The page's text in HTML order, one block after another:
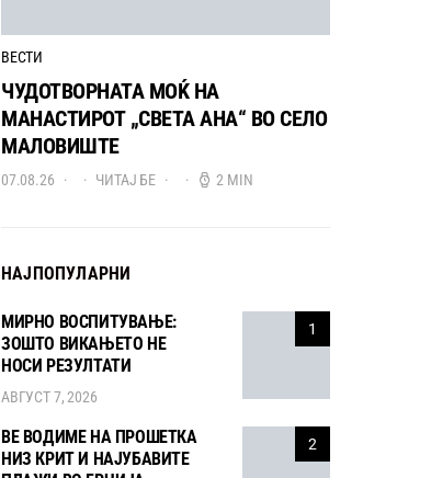
ВЕСТИ
ЧУДОТВОРНАТА МОЌ НА
МАНАСТИРОТ „СВЕТА АНА“ ВО СЕЛО
МАЛОВИШТЕ
07.08.26 ЧИТАЈ БЕ 2 MIN
НАЈПОПУЛАРНИ
1
МИРНО ВОСПИТУВАЊЕ:
ЗОШТО ВИКАЊЕТО НЕ
НОСИ РЕЗУЛТАТИ
АВГУСТ 7, 2026
2
ВЕ ВОДИМЕ НА ПРОШЕТКА
НИЗ КРИТ И НАЈУБАВИТЕ